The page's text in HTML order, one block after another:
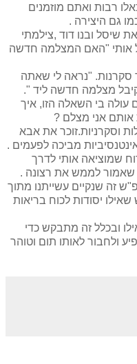
רבות ואתם מוזמנים
גם היצירה .
שיסל ובנו דוד ,צילמתי
אותי "האם המצלמה חדשה
"נראה לי שאתה
מצלמה חדשה ליד ".
עולה בי השאלה הזו, איך
אותם אני מצלם ?
וסקרניות.זוכר את אבא
מביכה לפעמים .
שמוציאה אותי לדרך
שאמור לממש את רצונה .
זה שנקיים עשייתנו מתוך
יסודות לכוח בריאות
ובכלל זה מתבקש כדי
ולחבור לאותו תום וטוהר